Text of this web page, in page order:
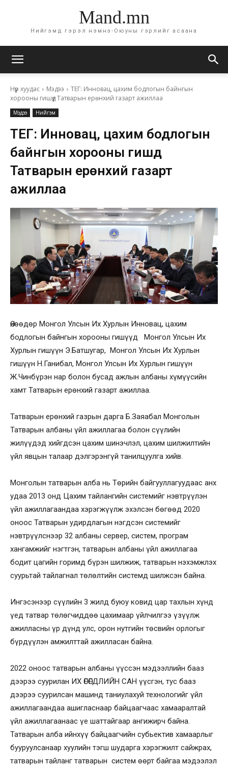
Mand.mn
Нийгэмд гэрэл нэмнэ-Оюуны гэрлийг асаана
Нүүр хуудас Мэдээ
ТЕГ: Инновац, цахим бодлогын байнгын
хорооны гишүүд Татварын ерөнхий газарт ажиллаа
Мэдээ Нийгэм
ТЕГ: Инновац, цахим бодлогын
байнгын хорооны гишүүд
Татварын ерөнхий газарт
ажиллаа
Өнөөдөр Монгол Улсын Их Хурлын Инновац, цахим
бодлогын байнгын хорооны гишүүд Монгол Улсын Их
Хурлын гишүүн Э.Батшугар, Монгол Улсын Их Хурлын
гишүүн Н.Ганибал, Монгол Улсын Их Хурлын гишүүн
Ж.Чинбүрэн нар болон бусад ажлын албаны хүмүүсийн
хамт Татварын ерөнхий газарт ажиллаа.
Татварын ерөнхий газрын дарга Б.Заяабал Монголын
Татварын албаны үйл ажиллагаа болон сүүлийн
жилүүдэд хийгдсэн цахим шинэчлэл, цахим шилжилтийн
үйл явцын талаар дэлгэрэнгүй танилцуулга хийв.
Монголын татварын алба нь Төрийн байгууллагуудаас анх
удаа 2013 онд Цахим тайлангийн системийг нэвтрүүлэн
үйл ажиллагаандаа хэрэгжүүлж эхэлсэн бөгөөд 2020
оноос Татварын удирдлагын нэгдсэн системийг
нэвтрүүлснээр 32 албаны сервер, систем, програм
хангамжийг нэгтгэн, татварын албаны үйл ажиллагаа
бодит цагийн горимд бүрэн шилжиж, татварын нэхэмжлэх
суурьтай тайлагнал төлөлтийн системд шилжсэн байна.
Ингэсэнээр сүүлийн 3 жилд буюу ковид цар тахлын хүнд
үед татвар төлөгчиддөө цахимаар үйлчилгээ үзүүлж
ажилласны үр дүнд улс, орон нутгийн төсвийн орлогыг
бүрдүүлэн амжилттай ажилласан байна.
2022 оноос татварын албаны үүссэн мэдээллийн бааз
дээрээ суурилан ИХ ӨГӨГДЛИЙН САН үүсгэн, тус бааз
дээрээ суурилсан машинд таниулахуй технологийг үйл
ажиллагаандаа ашигласнаар байцаагчаас хамааралтай
үйл ажиллагаанаас үе шаттайгаар ангижирч байна.
Татварын алба ийнхүү байцаагчийн субьектив хамаарлыг
бууруулсанаар хуулийн тэгш шударга хэрэгжилт сайжрах,
татварын тайланг татварын систем өөрт байгаа мэдээлэл